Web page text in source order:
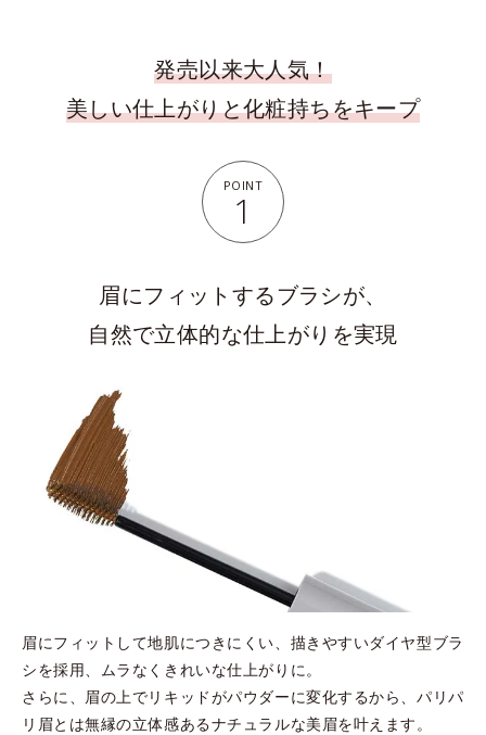
発売以来大人気！
美しい仕上がりと化粧持ちをキープ
POINT
1
眉にフィットするブラシが、
自然で立体的な仕上がりを実現
眉にフィットして地肌につきにくい、描きやすいダイヤ型ブラ
シを採用、ムラなくきれいな仕上がりに。
さらに、眉の上でリキッドがパウダーに変化するから、パリパ
リ眉とは無縁の立体感あるナチュラルな美眉を叶えます。